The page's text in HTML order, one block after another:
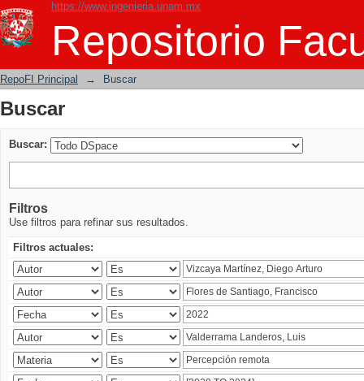
https://www.ingenieria.unam.mx
Repositorio
Buscar
RepoFI Principal → Buscar
Buscar
Buscar:
Filtros
Use filtros para refinar sus resultados.
Filtros actuales: